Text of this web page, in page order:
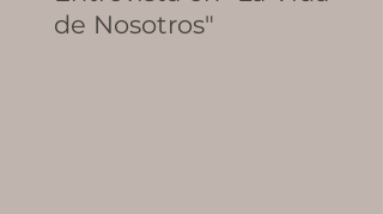
de Nosotros"